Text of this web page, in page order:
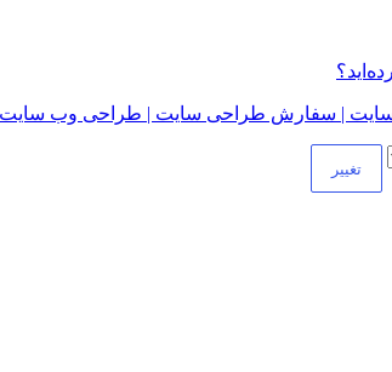
| سفارش طراحی سایت | طراحی وب سایت